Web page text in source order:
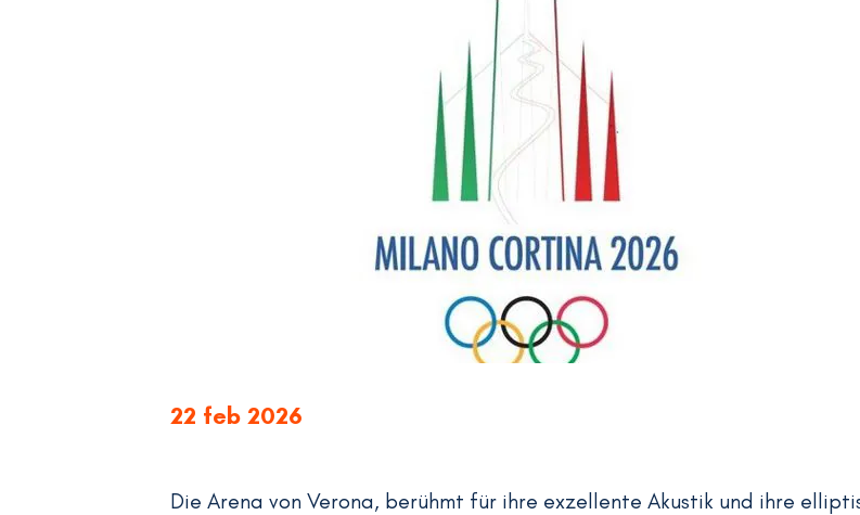
22 feb 2026
Die Arena von Verona, berühmt für ihre exzellente Akustik und ihre